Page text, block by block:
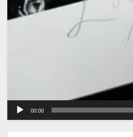
00:00